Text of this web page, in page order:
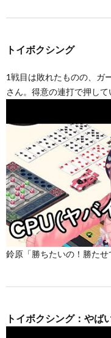
トイボクシング
1戦目は敗れたものの、ガ
さん。得意の連打で押し
鈴原「勝ちたいの！勝たせ
トイボクシング：やば